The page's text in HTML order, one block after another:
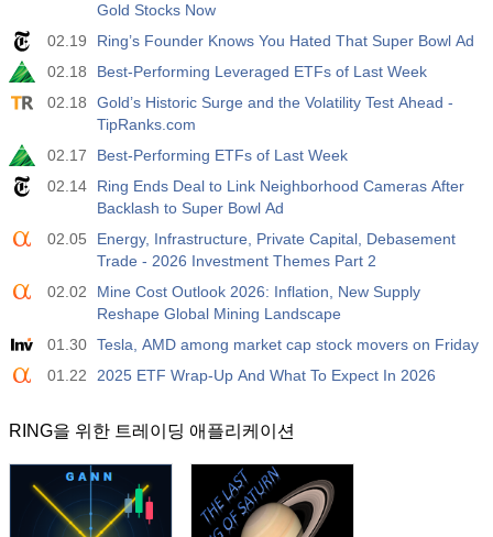
USD
CFTC 골드 비상업 순포지션
활동
예측값
훑어보기
19:30
USD
CFTC 원유 비상업 순포지션
112.4 K
120.1 K
CFTC S&P 500 비상업 순포지션
활동
-27.3 K
예측값
훑어보기
-17.2 K
CFTC 나스닥 100 비상업 순포지션
활동
-14.6 K
예측값
훑어보기
4.9 K
Gold Stocks Now
02.19
Ring’s Founder Knows You Hated That Super Bowl Ad
02.18
Best-Performing Leveraged ETFs of Last Week
02.18
Gold’s Historic Surge and the Volatility Test Ahead -
TipRanks.com
02.17
Best-Performing ETFs of Last Week
02.14
Ring Ends Deal to Link Neighborhood Cameras After
Backlash to Super Bowl Ad
02.05
Energy, Infrastructure, Private Capital, Debasement
Trade - 2026 Investment Themes Part 2
02.02
Mine Cost Outlook 2026: Inflation, New Supply
Reshape Global Mining Landscape
01.30 Tesla, AMD among market cap stock movers on Friday
01.22
2025 ETF Wrap-Up And What To Expect In 2026
RING을 위한 트레이딩 애플리케이션